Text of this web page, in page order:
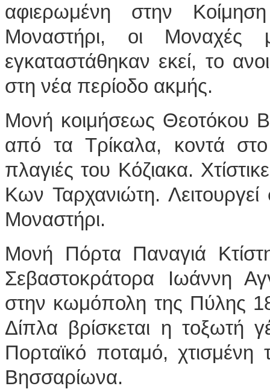
αφιερωμένη στην
Μοναστήρι, οι
εγκαταστάθηκαν εκεί, το
στη νέα περίοδο ακμής.
Μονή κοιμήσεως Θεοτόκου
από τα Τρίκαλα, κοντά
πλαγιές του Κόζιακα.
Κων Ταρχανιώτη.
Μοναστήρι.
Μονή Πόρτα Παναγιά
Σεβαστοκράτορα Ιωάννη
στην κωμόπολη της Πύλης
Δίπλα βρίσκεται η
Πορταϊκό ποταμό,
Βησσαρίωνα.